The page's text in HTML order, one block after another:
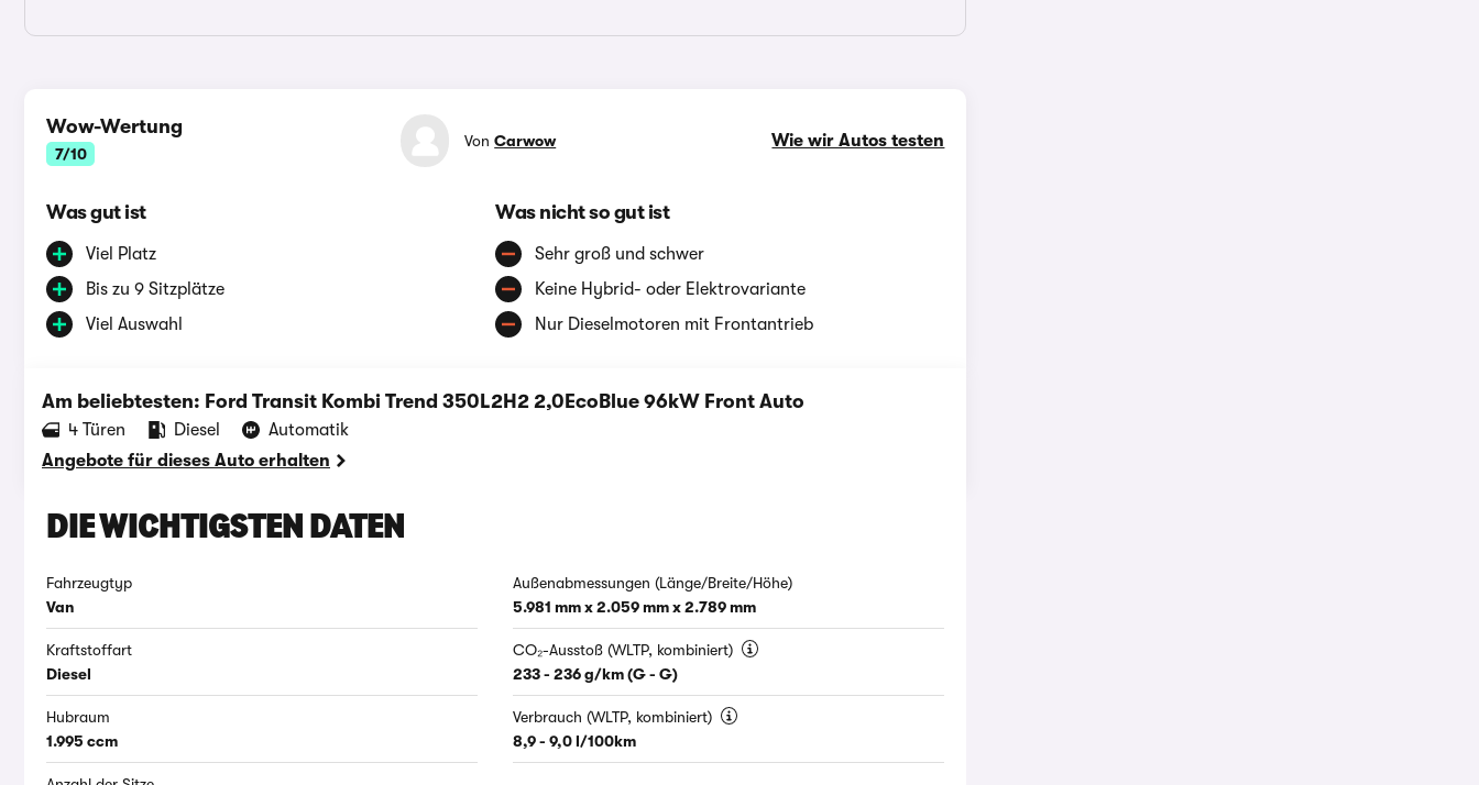
Wow-Wertung
7/10
Wie wir Autos testen
VonCarwow
Was gut ist
Viel Platz
Bis zu 9 Sitzplätze
Viel Auswahl
Was nicht so gut ist
Sehr groß und schwer
Keine Hybrid- oder Elektrovariante
Nur Dieselmotoren mit Frontantrieb
Am beliebtesten: Ford Transit Kombi Trend 350L2H2 2,0EcoBlue 96kW Front Auto
‪4‬ Türen Diesel
Automatik
Angebote für dieses Auto erhalten
DIE WICHTIGSTEN DATEN
Fahrzeugtyp
Van
Kraftstoffart
Diesel
Hubraum
1.995 ccm
Außenabmessungen (Länge/Breite/Höhe)
5.981 mm x 2.059 mm x 2.789 mm
CO₂-Ausstoß (WLTP, kombiniert)
233 - 236 g/km (G - G)
Verbrauch (WLTP, kombiniert)
8,9 - 9,0 l/100km